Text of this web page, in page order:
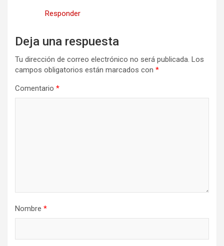
Responder
Deja una respuesta
Tu dirección de correo electrónico no será publicada. Los
campos obligatorios están marcados con *
Comentario *
Nombre *